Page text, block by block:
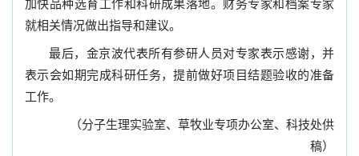
加快品种选育工作和科研成果落地。财务专家和档案专家
就相关情况做出指导和建议。
最后，金京波代表所有参研人员对专家表示感谢，并
表示会如期完成科研任务，提前做好项目结题验收的准备
工作。
（分子生理实验室、草牧业专项办公室、科技处供
稿）